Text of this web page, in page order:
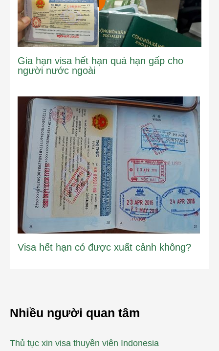
Gia hạn visa hết hạn quá hạn gấp cho
người nước ngoài
Visa hết hạn có được xuất cảnh không?
Nhiều người quan tâm
Thủ tục xin visa thuyền viên Indonesia